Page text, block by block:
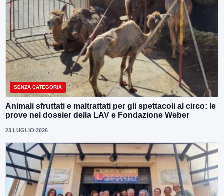
SENZA CATEGORIA
Animali sfruttati e maltrattati per gli spettacoli al circo: le
prove nel dossier della LAV e Fondazione Weber
23 LUGLIO 2026